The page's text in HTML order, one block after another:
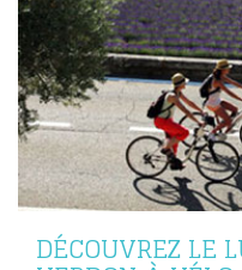
DÉCOUVREZ LE